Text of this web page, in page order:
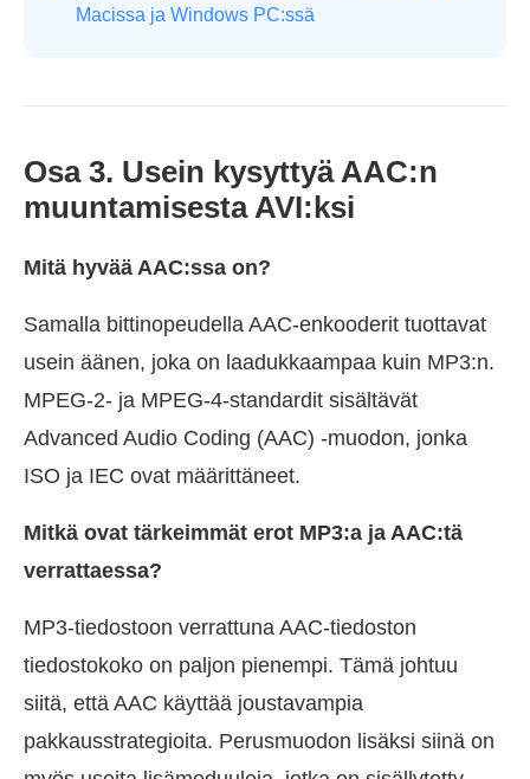
Macissa ja Windows PC:ssä
Osa 3. Usein kysyttyä AAC:n
muuntamisesta AVI:ksi
Mitä hyvää AAC:ssa on?
Samalla bittinopeudella AAC-enkooderit tuottavat
usein äänen, joka on laadukkaampaa kuin MP3:n.
MPEG-2- ja MPEG-4-standardit sisältävät
Advanced Audio Coding (AAC) -muodon, jonka
ISO ja IEC ovat määrittäneet.
Mitkä ovat tärkeimmät erot MP3:a ja AAC:tä
verrattaessa?
MP3-tiedostoon verrattuna AAC-tiedoston
tiedostokoko on paljon pienempi. Tämä johtuu
siitä, että AAC käyttää joustavampia
pakkausstrategioita. Perusmuodon lisäksi siinä on